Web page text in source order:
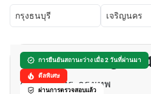
กรุงธนบุรี เจริญนคร
การยืนยันสถานะว่าง เมื่อ 2 วันที่ผ่านมา
ดีลพิเศษ
ผ่านการตรวจสอบแล้ว
แบงค์คอก เฟ'ลิซ @ สถา
คลองต้นไทร, กรุงเทพ